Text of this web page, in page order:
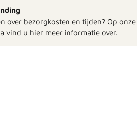
over bezorgkosten en tijden? Op onze
vind u hier meer informatie over.